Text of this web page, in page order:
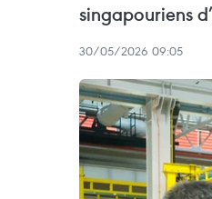
singapouriens
30/05/2026 09:05